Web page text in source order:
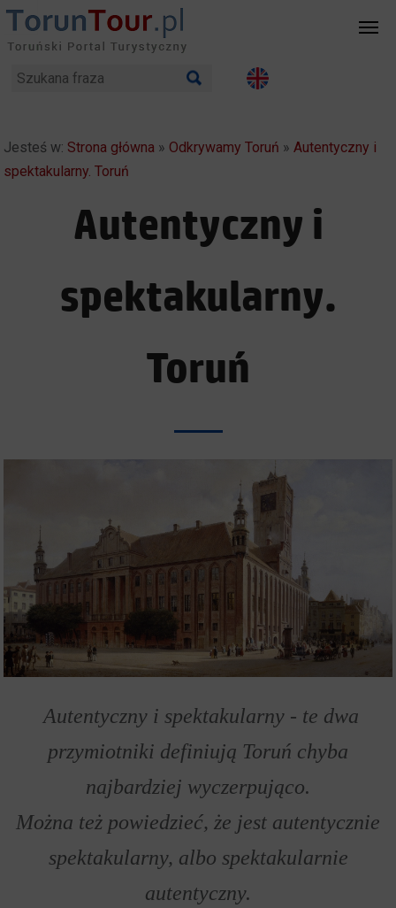
Jesteś w: Strona główna » Odkrywamy Toruń »Autentyczny i
spektakularny. Toruń
Autentyczny i
spektakularny.
Toruń
Autentyczny i spektakularny - te dwa
przymiotniki definiują Toruń chyba
najbardziej wyczerpująco.
Można też powiedzieć, że jest autentycznie
spektakularny, albo spektakularnie
autentyczny.